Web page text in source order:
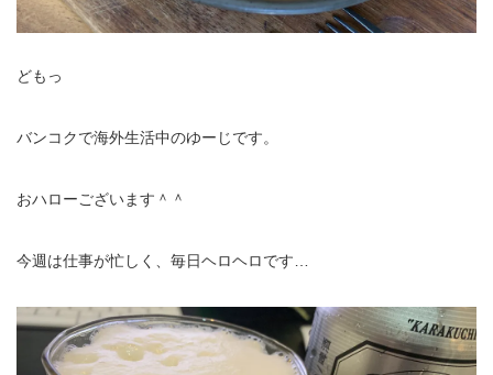
どもっ
バンコクで海外生活中のゆーじです。
おハローございます＾＾
今週は仕事が忙しく、毎日ヘロヘロです…